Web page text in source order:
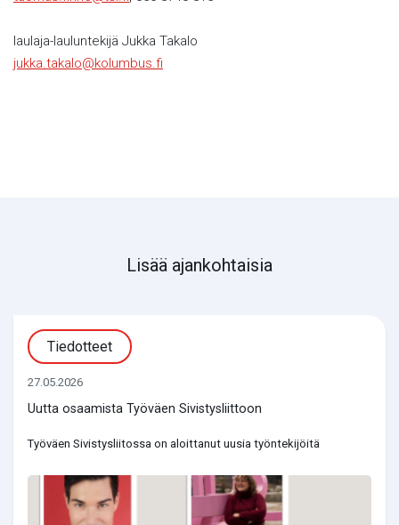
laulaja-lauluntekijä Jukka Takalo
jukka.takalo@kolumbus.fi
Lisää ajankohtaisia
Tiedotteet
27.05.2026
Uutta osaamista Työväen Sivistysliittoon
Työväen Sivistysliitossa on aloittanut uusia työntekijöitä